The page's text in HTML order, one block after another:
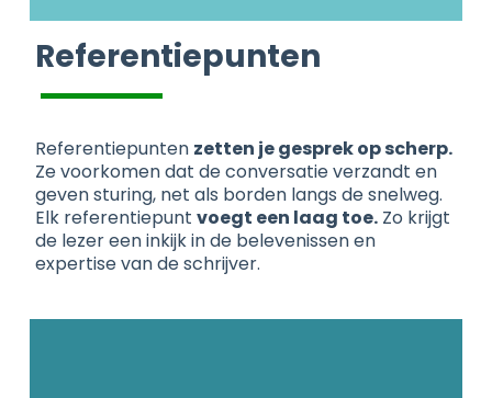
Referentiepunten
Referentiepunten zetten je gesprek op scherp.
Ze voorkomen dat de conversatie verzandt en
geven sturing, net als borden langs de snelweg.
Elk referentiepunt voegt een laag toe. Zo krijgt
de lezer een inkijk in de belevenissen en
expertise van de schrijver.